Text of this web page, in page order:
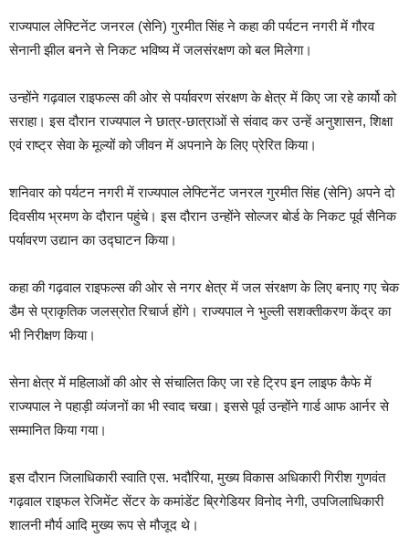
राज्यपाल लेफ्टिनेंट जनरल (सेनि) गुरमीत सिंह ने कहा की पर्यटन नगरी में गौरव
सेनानी झील बनने से निकट भविष्य में जलसंरक्षण को बल मिलेगा।
उन्होंने गढ़वाल राइफल्स की ओर से पर्यावरण संरक्षण के क्षेत्र में किए जा रहे कार्यो को
सराहा। इस दौरान राज्यपाल ने छात्र-छात्राओं से संवाद कर उन्हें अनुशासन, शिक्षा
एवं राष्ट्र सेवा के मूल्यों को जीवन में अपनाने के लिए प्रेरित किया।
शनिवार को पर्यटन नगरी में राज्यपाल लेफ्टिनेंट जनरल गुरमीत सिंह (सेनि) अपने दो
दिवसीय भ्रमण के दौरान पहुंचे। इस दौरान उन्होंने सोल्जर बोर्ड के निकट पूर्व सैनिक
पर्यावरण उद्यान का उद्घाटन किया।
कहा की गढ़वाल राइफल्स की ओर से नगर क्षेत्र में जल संरक्षण के लिए बनाए गए चेक
डैम से प्राकृतिक जलस्रोत रिचार्ज होंगे। राज्यपाल ने भुल्ली सशक्तीकरण केंद्र का
भी निरीक्षण किया।
सेना क्षेत्र में महिलाओं की ओर से संचालित किए जा रहे ट्रिप इन लाइफ कैफे में
राज्यपाल ने पहाड़ी व्यंजनों का भी स्वाद चखा। इससे पूर्व उन्होंने गार्ड आफ आर्नर से
सम्मानित किया गया।
इस दौरान जिलाधिकारी स्वाति एस. भदौरिया, मुख्य विकास अधिकारी गिरीश गुणवंत
गढ़वाल राइफल रेजिमेंट सेंटर के कमांडेंट ब्रिगेडियर विनोद नेगी, उपजिलाधिकारी
शालनी मौर्य आदि मुख्य रूप से मौजूद थे।